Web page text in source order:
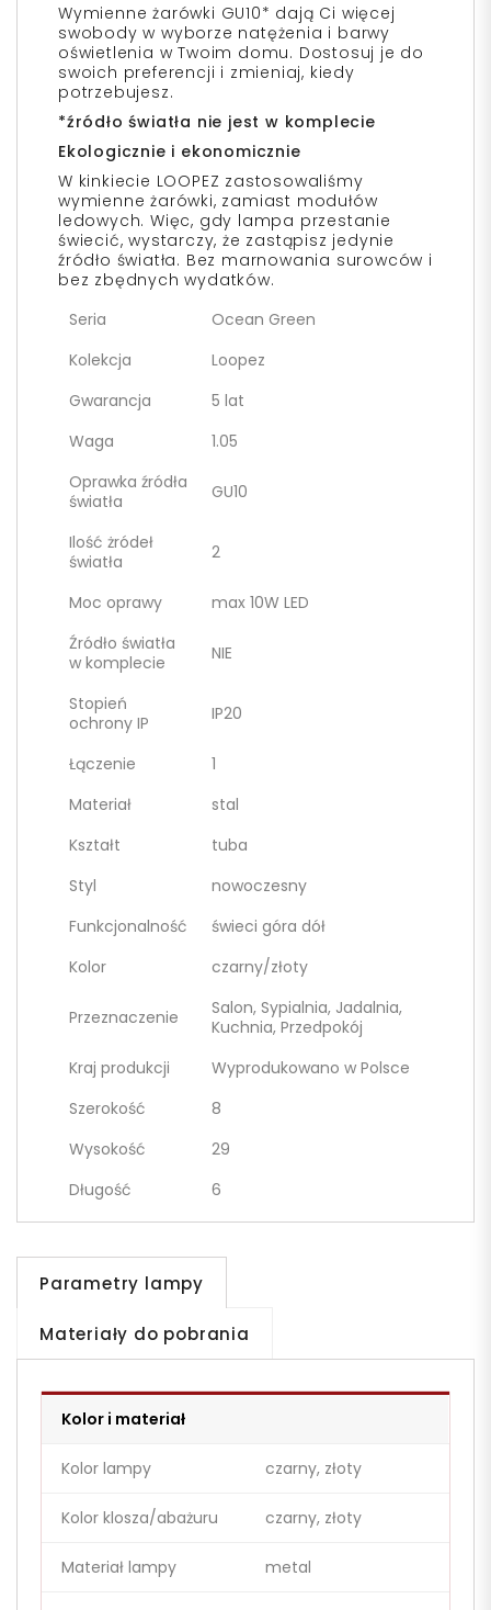
Wymienne żarówki GU10* dają Ci więcej
swobody w wyborze natężenia i barwy
oświetlenia w Twoim domu. Dostosuj je do
swoich preferencji i zmieniaj, kiedy
potrzebujesz.
*źródło światła nie jest w komplecie
Ekologicznie i ekonomicznie
W kinkiecie LOOPEZ zastosowaliśmy
wymienne żarówki, zamiast modułów
ledowych. Więc, gdy lampa przestanie
świecić, wystarczy, że zastąpisz jedynie
źródło światła. Bez marnowania surowców i
bez zbędnych wydatków.
Seria
Ocean Green
Kolekcja
Loopez
Gwarancja
5 lat
Waga
1.05
Oprawka źródła
światła
GU10
Ilość żródeł
światła
2
Moc oprawy
max 10W LED
Źródło światła
w komplecie
NIE
Stopień
ochrony IP
IP20
Łączenie
1
Materiał
stal
Kształt
tuba
Styl
nowoczesny
Funkcjonalność
świeci góra dół
Kolor
czarny/złoty
Przeznaczenie
Salon, Sypialnia, Jadalnia,
Kuchnia, Przedpokój
Kraj produkcji
Wyprodukowano w Polsce
Szerokość
8
Wysokość
29
Długość
6
Parametry lampy
Materiały do pobrania
Kolor i materiał
Kolor lampy czarny, złoty
Kolor klosza/abażuru czarny, złoty
Materiał lampy metal